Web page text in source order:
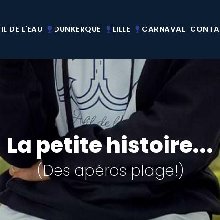
DE L'EAU DUNKERQUE LILLE CARNAVAL
La petite histoire...
(Des apéros plage!)